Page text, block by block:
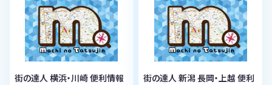
街の達人 横浜・川崎 便利情報
街の達人 新潟 長岡・上越 便利